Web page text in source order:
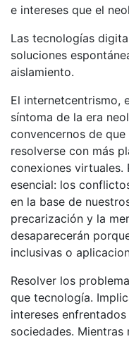
e intereses que el
Las tecnologías
soluciones
aislamiento.
El internetcentrismo,
síntoma de la era
convencernos de
resolverse con más
conexiones virtuales.
esencial: los
en la base de
precarización y la
desaparecerán
inclusivas o
Resolver los
que tecnología.
intereses
sociedades. Mientras